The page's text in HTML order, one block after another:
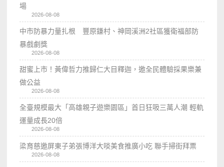
場
2026-08-08
中市防暴力量扎根 豐原鎌村、神岡溪洲2社區獲衛福部防
暴戲劇獎
2026-08-08
甜蜜上市！黃偉哲力推歸仁大目釋迦，邀全民體驗採果樂兼
做公益
2026-08-08
全臺規模最大「高雄親子遊樂園區」首日狂吸三萬人潮 輕軌
運量成長20倍
2026-08-08
梁育慈邀屏東子弟張博洋大啖美食推廣小吃 聯手掃街拜票
2026-08-08